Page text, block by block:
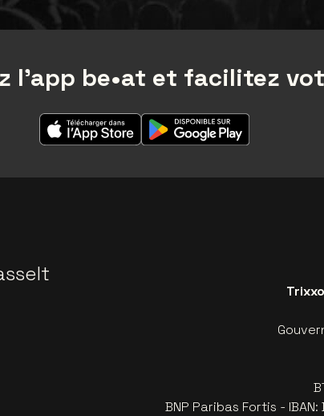
l'app be•at et facilitez
BNP Paribas Fortis -